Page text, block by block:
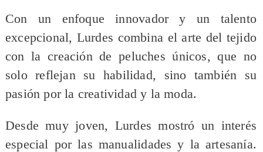
​Con un enfoque innovador y un talento
excepcional, Lurdes combina el arte del tejido
con la creación de peluches únicos, que no
solo reflejan su habilidad, sino también su
pasión por la creatividad y la moda.
Desde muy joven, Lurdes mostró un interés
especial por las manualidades y la artesanía.